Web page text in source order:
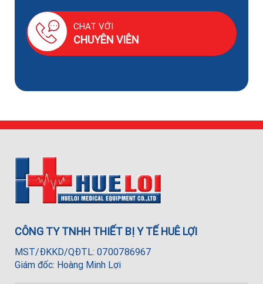
CHAT VỚI
CHUYÊN VIÊN
CÔNG TY TNHH THIẾT BỊ Y TẾ HUÊ LỢI
MST/ĐKKD/QĐTL: 0700786967
Giám đốc: Hoàng Minh Lợi